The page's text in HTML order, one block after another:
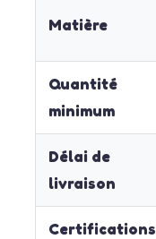
Matière
Quantité
minimum
Délai de
livraison
Certifications